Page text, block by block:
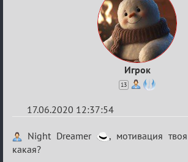
Игрок
13
17.06.2020 12:37:54
Re:
Семейный
Night Dreamer
, мотивация
какая?